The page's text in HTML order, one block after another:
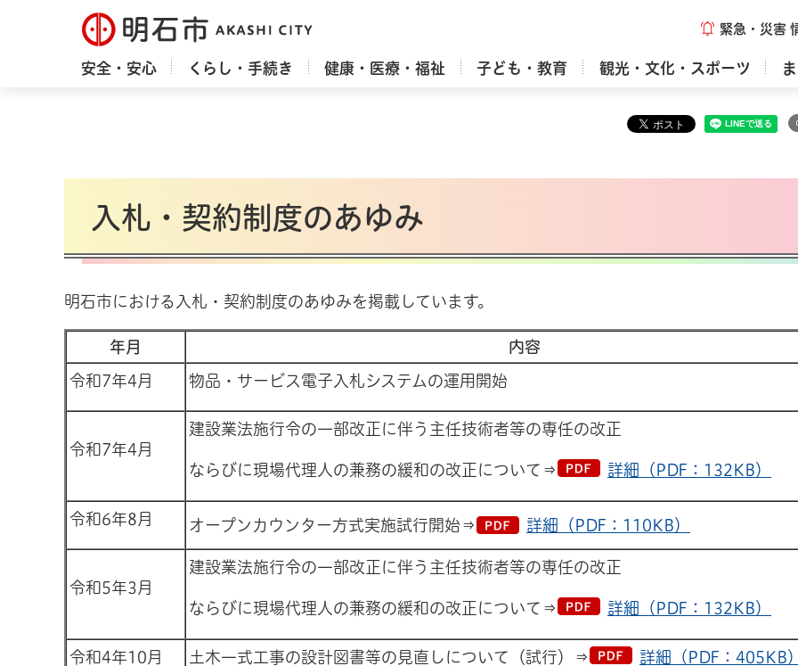
明石市 緊急・災害
安全・安心 くらし・手続き 健康・医療・福祉 子ども・教育 観光・文化・スポーツ
入札・契約制度のあゆみ
明石市における入札・契約制度のあゆみを掲載しています。
年月 内容
令和7年4月 物品・サービス電子入札システムの運用開始
令和7年4月
建設業法施行令の一部改正に伴う主任技術者等の専任の改正
ならびに現場代理人の兼務の緩和の改正について⇒ 詳細（PDF：132KB）
令和6年8月 オープンカウンター方式実施試行開始⇒ 詳細（PDF：110KB）
令和5年3月
建設業法施行令の一部改正に伴う主任技術者等の専任の改正
ならびに現場代理人の兼務の緩和の改正について⇒ 詳細（PDF：132KB）
令和4年10月 土木一式工事の設計図書等の見直しについて（試行）⇒ 詳細（PDF：405KB）